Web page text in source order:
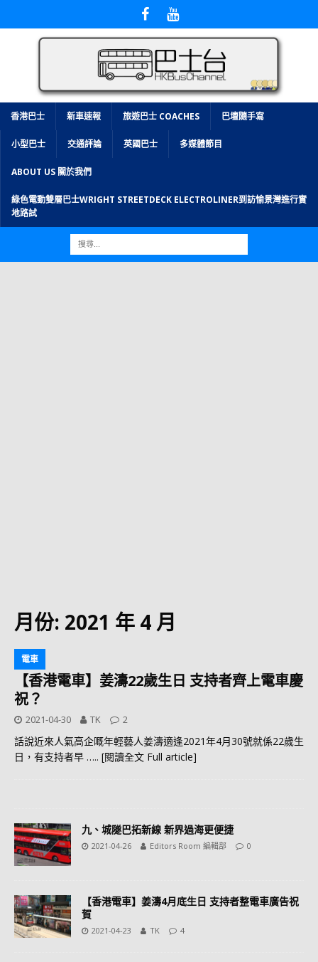
香港巴士 新車速報 旅遊巴士 COACHES 巴壇隨手寫
小型巴士 交通評論 英國巴士 多媒體節目
ABOUT US 關於我們
綠色電動雙層巴士WRIGHT STREETDECK ELECTROLINER到訪愉景灣進行實
地路試
月份: 2021 年 4 月
電車
【香港電車】姜濤22歲生日 支持者齊上電車慶
祝？
2021-04-30 TK 2
話說近來人氣高企嘅年輕藝人姜濤適逢2021年4月30號就係22歲生
日，有支持者早 ….. [閱讀全文 Full article]
九、城隧巴拓新線 新界過海更便捷
2021-04-26 Editors Room 編輯部 0
【香港電車】姜濤4月底生日 支持者整電車廣告祝
賀
2021-04-23 TK 4